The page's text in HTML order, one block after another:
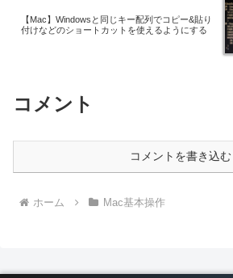
【Mac】Windowsと同じキー配列でコピー&貼り
付けなどのショートカットを使えるようにする
コメント
コメントを書き込む
ホーム Mac基本操作